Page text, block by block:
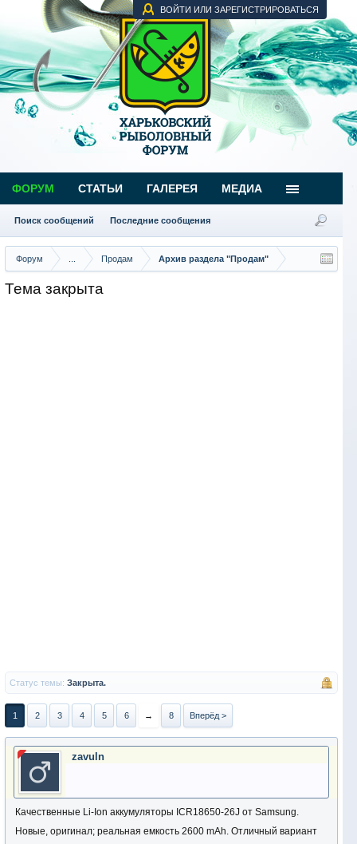
ВОЙТИ ИЛИ ЗАРЕГИСТРИРОВАТЬСЯ
Форум Продам Архив раздела "Продам"
Тема закрыта
Статус темы: Закрыта.
1 2 3 4 5 6 → 8 Вперёд >
zavuln
Качественные Li-Ion аккумуляторы ICR18650-26J от Samsung.
Новые, оригинал; реальная емкость 2600 mAh. Отличный вариант
ФОРУМ
Поиск сообщений Последние сообщения
СТАТЬИ ГАЛЕРЕЯ МЕДИА